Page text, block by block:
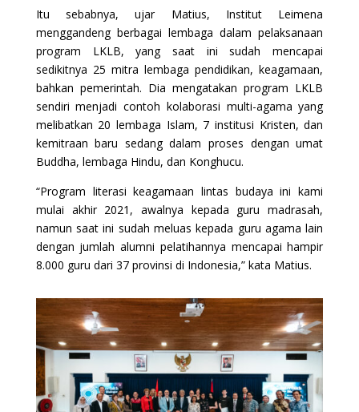
Itu sebabnya, ujar Matius, Institut Leimena
menggandeng berbagai lembaga dalam pelaksanaan
program LKLB, yang saat ini sudah mencapai
sedikitnya 25 mitra lembaga pendidikan, keagamaan,
bahkan pemerintah. Dia mengatakan program LKLB
sendiri menjadi contoh kolaborasi multi-agama yang
melibatkan 20 lembaga Islam, 7 institusi Kristen, dan
kemitraan baru sedang dalam proses dengan umat
Buddha, lembaga Hindu, dan Konghucu.
“Program literasi keagamaan lintas budaya ini kami
mulai akhir 2021, awalnya kepada guru madrasah,
namun saat ini sudah meluas kepada guru agama lain
dengan jumlah alumni pelatihannya mencapai hampir
8.000 guru dari 37 provinsi di Indonesia,” kata Matius.